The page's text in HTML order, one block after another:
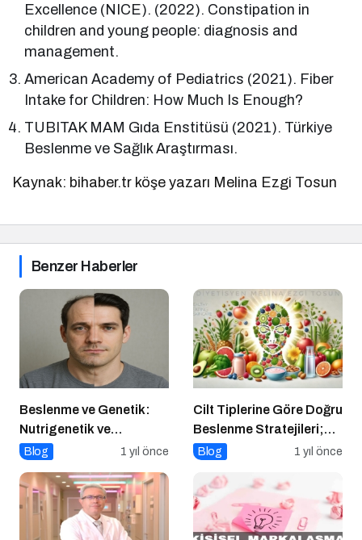
Excellence (NICE). (2022). Constipation in
children and young people: diagnosis and
management.
American Academy of Pediatrics (2021). Fiber
Intake for Children: How Much Is Enough?
TUBITAK MAM Gıda Enstitüsü (2021). Türkiye
Beslenme ve Sağlık Araştırması.
Kaynak: bihaber.tr köşe yazarı Melina Ezgi Tosun
Benzer Haberler
Beslenme ve Genetik:
Nutrigenetik ve
Nutrigenomik’in Rolü
Blog 1 yıl önce
Cilt Tiplerine Göre Doğru
Beslenme Stratejileri;
Genç ve Parlak Cilt İçin
Blog 1 yıl önce